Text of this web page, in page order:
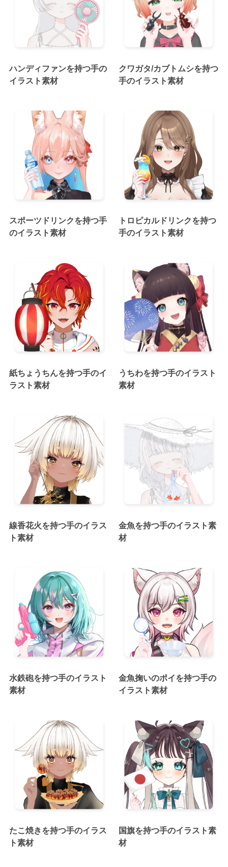
ハンディファンを持つ手の
イラスト素材
クワガタ/カブトムシを持つ
手のイラスト素材
スポーツドリンクを持つ手
のイラスト素材
トロピカルドリンクを持つ
手のイラスト素材
紙ちょうちんを持つ手のイ
ラスト素材
うちわを持つ手のイラスト
素材
線香花火を持つ手のイラス
ト素材
金魚を持つ手のイラスト素
材
水鉄砲を持つ手のイラスト
素材
金魚掬いのポイを持つ手の
イラスト素材
たこ焼きを持つ手のイラス
ト素材
国旗を持つ手のイラスト素
材